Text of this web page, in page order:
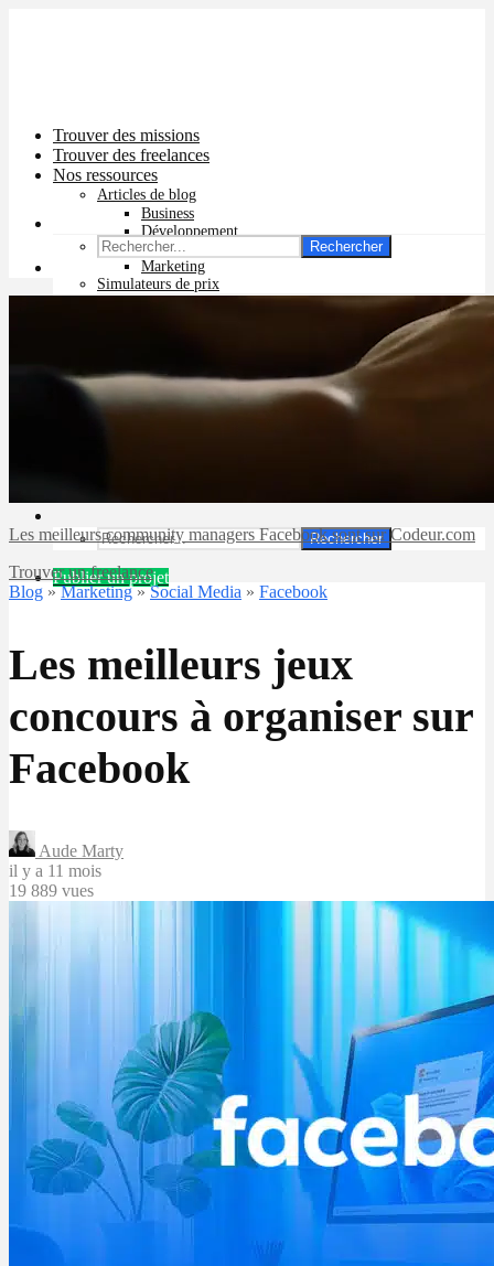
Trouver des missions
Trouver des freelances
Nos ressources
Articles de blog
Business
Développement
Graphisme
Marketing
Simulateurs de prix
Prix pub Instagram
Prix logiciel
Prix chatbot
Rechercher
Publier un projet
Rechercher
Les meilleurs community managers Facebook sont sur Codeur.com
Trouver un freelance
Blog »Marketing»Social Media » Facebook
Les meilleurs jeux
concours à organiser sur
Facebook
Aude Marty
il y a 11 mois
19 889 vues